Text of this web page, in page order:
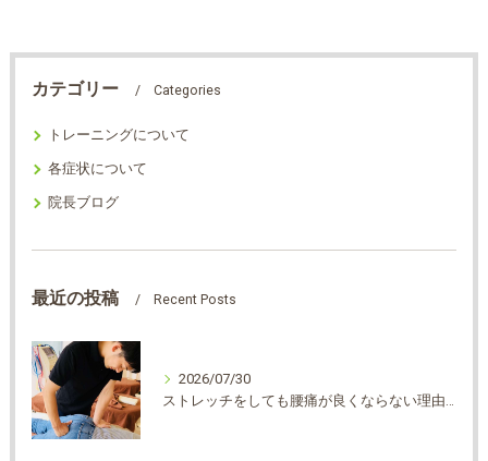
カテゴリー Categories
トレーニングについて
各症状について
院長ブログ
最近の投稿 Recent Posts
2026/07/30
ストレッチをしても腰痛が良くならない理由は？？